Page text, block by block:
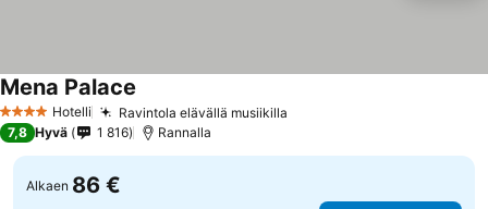
4 Tähtiluokitus
Hotelli Ravintola elävällä musiikilla
Mena Palace
7,8 Hyvä 1 816 Rannalla
Alkaen 86 €